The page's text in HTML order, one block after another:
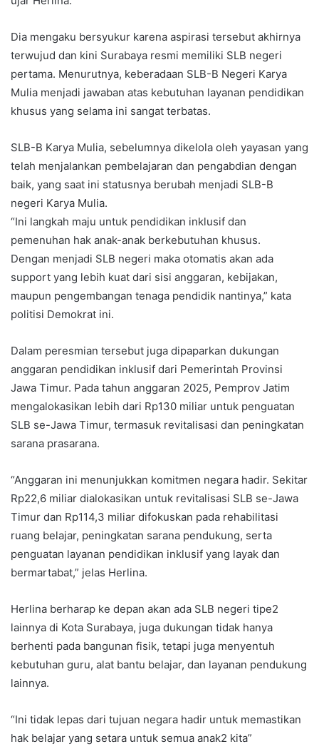
Dia mengaku bersyukur karena aspirasi tersebut akhirnya
terwujud dan kini Surabaya resmi memiliki SLB negeri
pertama. Menurutnya, keberadaan SLB-B Negeri Karya
Mulia menjadi jawaban atas kebutuhan layanan pendidikan
khusus yang selama ini sangat terbatas.
SLB-B Karya Mulia, sebelumnya dikelola oleh yayasan yang
telah menjalankan pembelajaran dan pengabdian dengan
baik, yang saat ini statusnya berubah menjadi SLB-B
negeri Karya Mulia.
“Ini langkah maju untuk pendidikan inklusif dan
pemenuhan hak anak-anak berkebutuhan khusus.
Dengan menjadi SLB negeri maka otomatis akan ada
support yang lebih kuat dari sisi anggaran, kebijakan,
maupun pengembangan tenaga pendidik nantinya,” kata
politisi Demokrat ini.
Dalam peresmian tersebut juga dipaparkan dukungan
anggaran pendidikan inklusif dari Pemerintah Provinsi
Jawa Timur. Pada tahun anggaran 2025, Pemprov Jatim
mengalokasikan lebih dari Rp130 miliar untuk penguatan
SLB se-Jawa Timur, termasuk revitalisasi dan peningkatan
sarana prasarana.
“Anggaran ini menunjukkan komitmen negara hadir. Sekitar
Rp22,6 miliar dialokasikan untuk revitalisasi SLB se-Jawa
Timur dan Rp114,3 miliar difokuskan pada rehabilitasi
ruang belajar, peningkatan sarana pendukung, serta
penguatan layanan pendidikan inklusif yang layak dan
bermartabat,” jelas Herlina.
Herlina berharap ke depan akan ada SLB negeri tipe2
lainnya di Kota Surabaya, juga dukungan tidak hanya
berhenti pada bangunan fisik, tetapi juga menyentuh
kebutuhan guru, alat bantu belajar, dan layanan pendukung
lainnya.
“Ini tidak lepas dari tujuan negara hadir untuk memastikan
hak belajar yang setara untuk semua anak2 kita”